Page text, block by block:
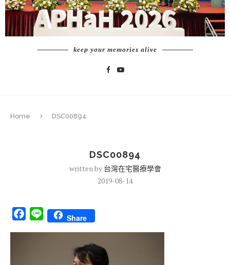
keep your memories alive
Home DSC00894
DSC00894
written by 台灣在宅醫療學會
2019-08-14
Facebook
Line Share